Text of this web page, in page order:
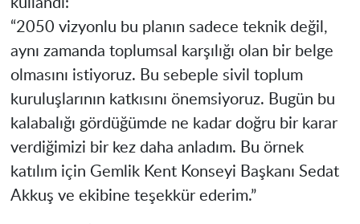
“2050 vizyonlu bu planın sadece teknik değil,
aynı zamanda toplumsal karşılığı olan bir belge
olmasını istiyoruz. Bu sebeple sivil toplum
kuruluşlarının katkısını önemsiyoruz. Bugün bu
kalabalığı gördüğümde ne kadar doğru bir karar
verdiğimizi bir kez daha anladım. Bu örnek
katılım için Gemlik Kent Konseyi Başkanı Sedat
Akkuş ve ekibine teşekkür ederim.”